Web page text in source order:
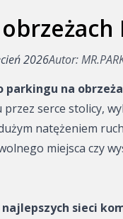
Korzyści
Parking
2026Autor:
parkingu na
serce stolicy,
natężeniem
miejsca czy
najlepszych sieci